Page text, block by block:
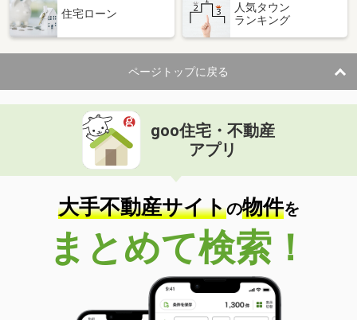
住宅ローン
人気タウン
ランキング
ページトップに戻る
goo住宅・不動産
アプリ
大手不動産サイトの物件を
まとめて検索！